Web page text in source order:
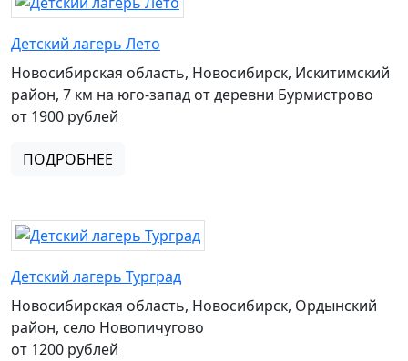
Детский лагерь Лето
Новосибирская область, Новосибирск, Искитимский
район, 7 км на юго-запад от деревни Бурмистрово
от 1900 рублей
ПОДРОБНЕЕ
Детский лагерь Турград
Новосибирская область, Новосибирск, Ордынский
район, село Новопичугово
от 1200 рублей